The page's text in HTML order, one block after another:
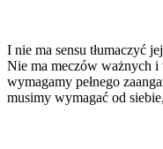
I nie ma sensu tłumaczyć
Nie ma meczów ważnych i
wymagamy pełnego
musimy wymagać od